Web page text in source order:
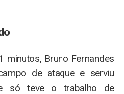
minutos, Bruno Fernandes
de ataque e serviu
só teve o trabalho de